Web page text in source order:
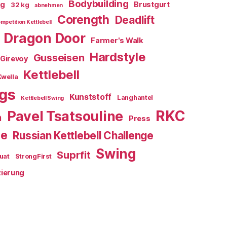
32 kg abnehmen Bodybuilding Brustgurt
Kettlebell Corength Deadlift
Dragon Door Farmer's Walk
Girevoy Gusseisen Hardstyle
Kettlebell
Kettlebell Swing Kunststoff Langhantel
Pavel Tsatsouline Press RKC
Russian Kettlebell Challenge
StrongFirst Suprfit Swing